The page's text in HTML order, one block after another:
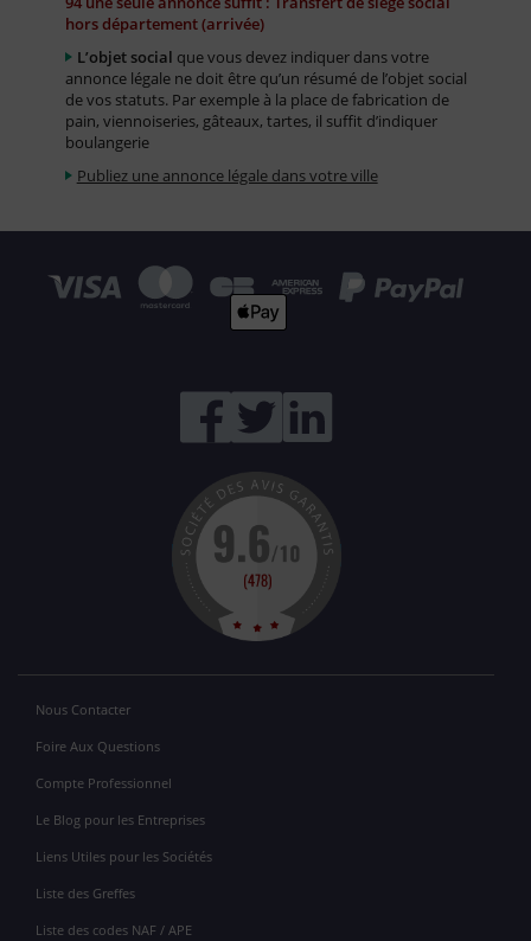
hors département (arrivée)
L’objet social que vous devez indiquer dans votre
annonce légale ne doit être qu’un résumé de l’objet social
de vos statuts. Par exemple à la place de fabrication de
pain, viennoiseries, gâteaux, tartes, il suffit d’indiquer
boulangerie
Publiez une annonce légale dans votre ville
Nous Contacter
Foire Aux Questions
Compte Professionnel
Le Blog pour les Entreprises
Liens Utiles pour les Sociétés
Liste des Greffes
Liste des codes NAF / APE